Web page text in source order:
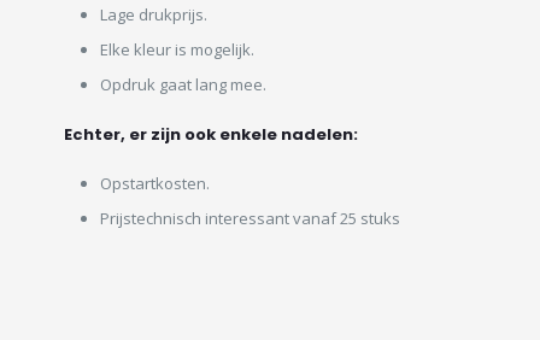
Lage drukprijs.
Elke kleur is mogelijk.
Opdruk gaat lang mee.
Echter, er zijn ook enkele nadelen:
Opstartkosten.
Prijstechnisch interessant vanaf 25 stuks